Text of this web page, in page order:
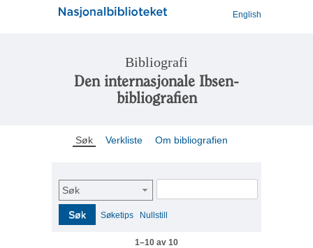
English
Bibliografi
Den internasjonale Ibsen-
bibliografien
Søk Verkliste Om bibliografien
Søk
Søk Søketips Nullstill
1–10 av 10